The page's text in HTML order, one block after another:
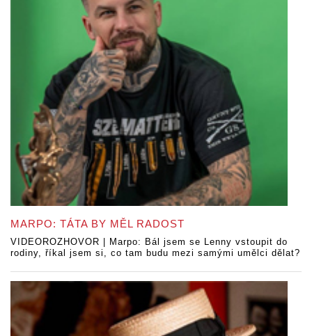
MARPO: TÁTA BY MĚL RADOST
VIDEOROZHOVOR | Marpo: Bál jsem se Lenny vstoupit do
rodiny, říkal jsem si, co tam budu mezi samými umělci dělat?